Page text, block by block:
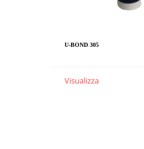
U-BOND 305
Visualizza